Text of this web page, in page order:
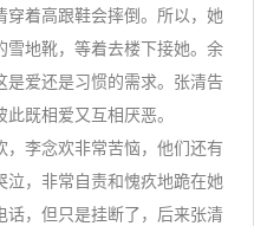
穿着高跟鞋会摔倒。所以，她
雪地靴，等着去楼下接她。余
是爱还是习惯的需求。张清告
既相爱又互相厌恶。
李念欢非常苦恼，他们还有
泣，非常自责和愧疚地跪在她
话，但只是挂断了，后来张清